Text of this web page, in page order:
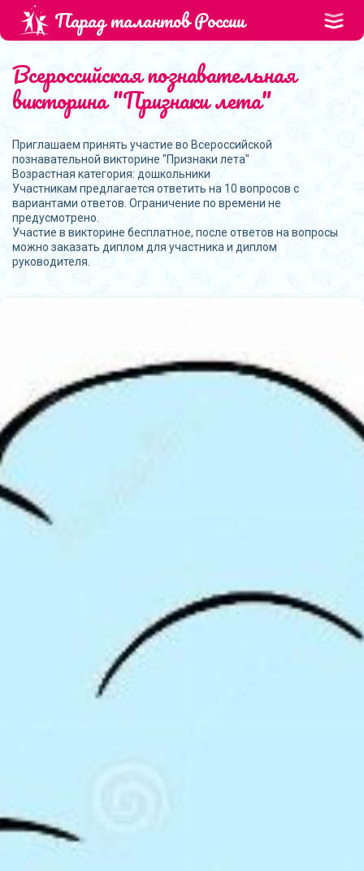
Парад талантов России
Всероссийская познавательная
викторина "Признаки лета"
Приглашаем принять участие во Всероссийской
познавательной викторине "Признаки лета"
Возрастная категория: дошкольники
Участникам предлагается ответить на 10 вопросов с
вариантами ответов. Ограничение по времени не
предусмотрено.
Участие в викторине бесплатное, после ответов на вопросы
можно заказать диплом для участника и диплом
руководителя.